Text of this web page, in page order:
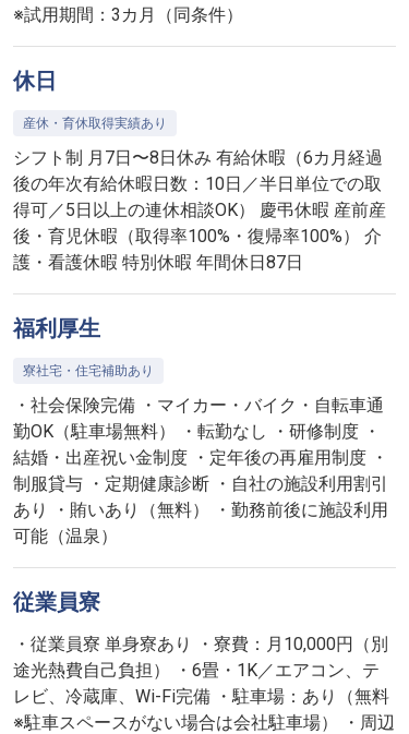
※試用期間：3カ月（同条件）
休日
産休・育休取得実績あり
シフト制 月7日〜8日休み 有給休暇（6カ月経過
後の年次有給休暇日数：10日／半日単位での取
得可／5日以上の連休相談OK） 慶弔休暇 産前産
後・育児休暇（取得率100%・復帰率100%） 介
護・看護休暇 特別休暇 年間休日87日
福利厚生
寮社宅・住宅補助あり
・社会保険完備 ・マイカー・バイク・自転車通
勤OK（駐車場無料） ・転勤なし ・研修制度 ・
結婚・出産祝い金制度 ・定年後の再雇用制度 ・
制服貸与 ・定期健康診断 ・自社の施設利用割引
あり ・賄いあり（無料） ・勤務前後に施設利用
可能（温泉）
従業員寮
・従業員寮 単身寮あり ・寮費：月10,000円（別
途光熱費自己負担） ・6畳・1K／エアコン、テ
レビ、冷蔵庫、Wi-Fi完備 ・駐車場：あり（無料
※駐車スペースがない場合は会社駐車場） ・周辺